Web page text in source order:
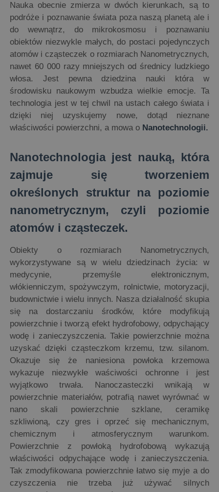
Nauka obecnie zmierza w dwóch kierunkach, są to
podróże i poznawanie świata poza naszą planetą ale i
do wewnątrz, do mikrokosmosu i poznawaniu
obiektów niezwykle małych, do postaci pojedynczych
atomów i cząsteczek o rozmiarach Nanometrycznych,
nawet 60 000 razy mniejszych od średnicy ludzkiego
włosa. Jest pewna dziedzina nauki która w
środowisku naukowym wzbudza wielkie emocje. Ta
technologia jest w tej chwil na ustach całego świata i
dzięki niej uzyskujemy nowe, dotąd nieznane
właściwości powierzchni, a mowa o Nanotechnologii.
Nanotechnologia jest nauką, która
zajmuje się tworzeniem
określonych struktur na poziomie
nanometrycznym, czyli poziomie
atomów i cząsteczek.
Obiekty o rozmiarach Nanometrycznych,
wykorzystywane są w wielu dziedzinach życia: w
medycynie, przemyśle elektronicznym,
włókienniczym, spożywczym, rolnictwie, motoryzacji,
budownictwie i wielu innych. Nasza działalność skupia
się na dostarczaniu środków, które modyfikują
powierzchnie i tworzą efekt hydrofobowy, odpychający
wodę i zanieczyszczenia. Takie powierzchnie można
uzyskać dzięki cząsteczkom krzemu, tzw. silanom.
Okazuje się że naniesiona powłoka krzemowa
wykazuje niezwykłe waściwości ochronne i jest
wyjątkowo trwała. Nanoczasteczki wnikają w
powierzchnie materiałów, potrafią nawet wyrównać w
nano skali powierzchnie szklane, ceramikę
szkliwioną, czy gres i oprzeć się mechanicznym,
chemicznym i atmosferycznym warunkom.
Powierzchnie z powłoką hydrofobową wykazują
właściwości odpychające wodę i zanieczyszczenia.
Tak zmodyfikowana powierzchnie łatwo się myje a do
czyszczenia nie trzeba już używać silnych